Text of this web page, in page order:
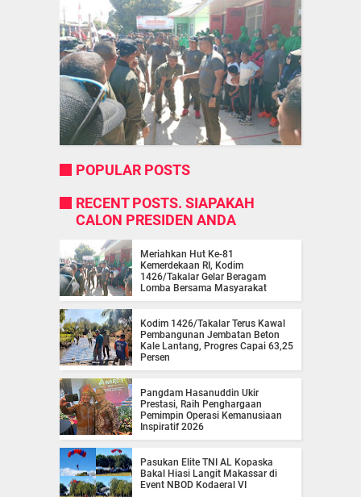
POPULAR POSTS
RECENT POSTS. SIAPAKAH
CALON PRESIDEN ANDA
Meriahkan Hut Ke-81
Kemerdekaan RI, Kodim
1426/Takalar Gelar Beragam
Lomba Bersama Masyarakat
Kodim 1426/Takalar Terus Kawal
Pembangunan Jembatan Beton
Kale Lantang, Progres Capai 63,25
Persen
Pangdam Hasanuddin Ukir
Prestasi, Raih Penghargaan
Pemimpin Operasi Kemanusiaan
Inspiratif 2026
Pasukan Elite TNI AL Kopaska
Bakal Hiasi Langit Makassar di
Event NBOD Kodaeral VI